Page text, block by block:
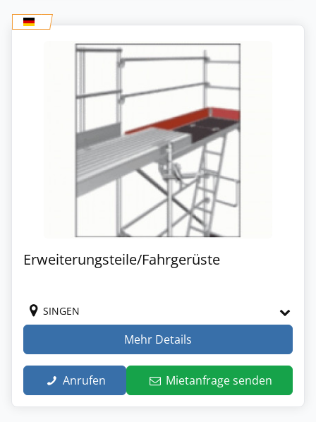
Erweiterungsteile/Fahrgerüste
SINGEN
Mehr Details
Anrufen Mietanfrage senden